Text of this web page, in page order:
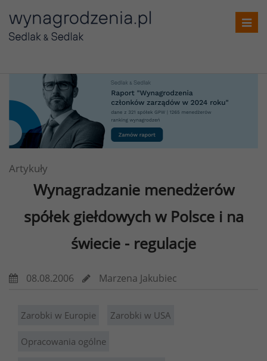
Artykuły
Wynagradzanie menedżerów
spółek giełdowych w Polsce i na
świecie - regulacje
08.08.2006 Marzena Jakubiec
Zarobki w Europie Zarobki w USA
Opracowania ogólne